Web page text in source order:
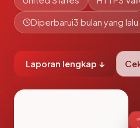
Diperbarui3 bulan yang lalu
Laporan lengkap ↓